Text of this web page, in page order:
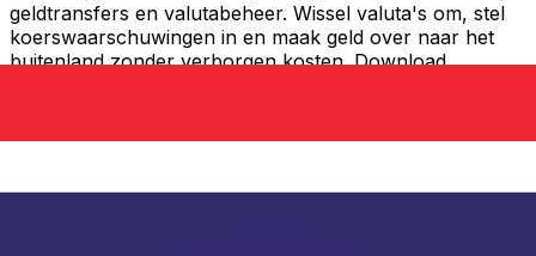
geldtransfers en valutabeheer. Wissel valuta's om, stel
koerswaarschuwingen in en maak geld over naar het
buitenland zonder verborgen kosten. Download